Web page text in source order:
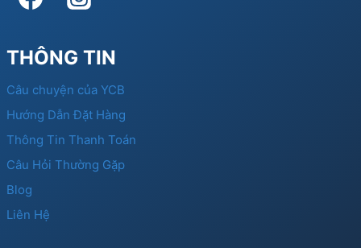
THÔNG TIN
Câu chuyện của YCB
Hướng Dẫn Đặt Hàng
Thông Tin Thanh Toán
Câu Hỏi Thường Gặp
Blog
Liên Hệ